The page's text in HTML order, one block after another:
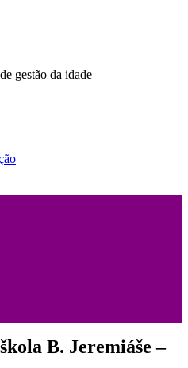
gestão da idade
B. Jeremiáše –